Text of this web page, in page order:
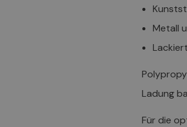
Metall
Ladung
Für die